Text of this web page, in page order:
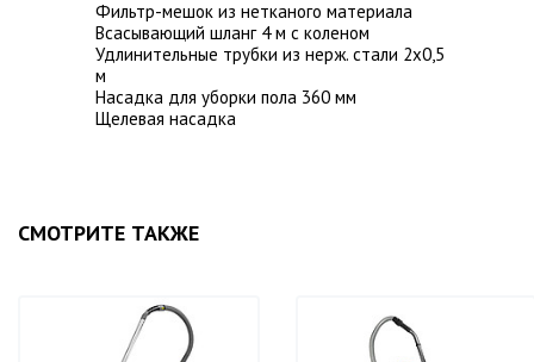
Фильтр-мешок из нетканого материала
Всасывающий шланг 4 м с коленом
Удлинительные трубки из нерж. стали 2х0,5
м
Насадка для уборки пола 360 мм
Щелевая насадка
СМОТРИТЕ ТАКЖЕ